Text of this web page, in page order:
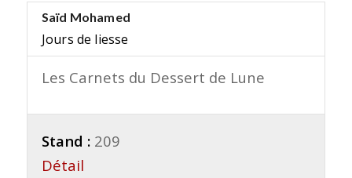
Saïd Mohamed
Jours de liesse
Les Carnets du Dessert de Lune
Stand : 209
Détail